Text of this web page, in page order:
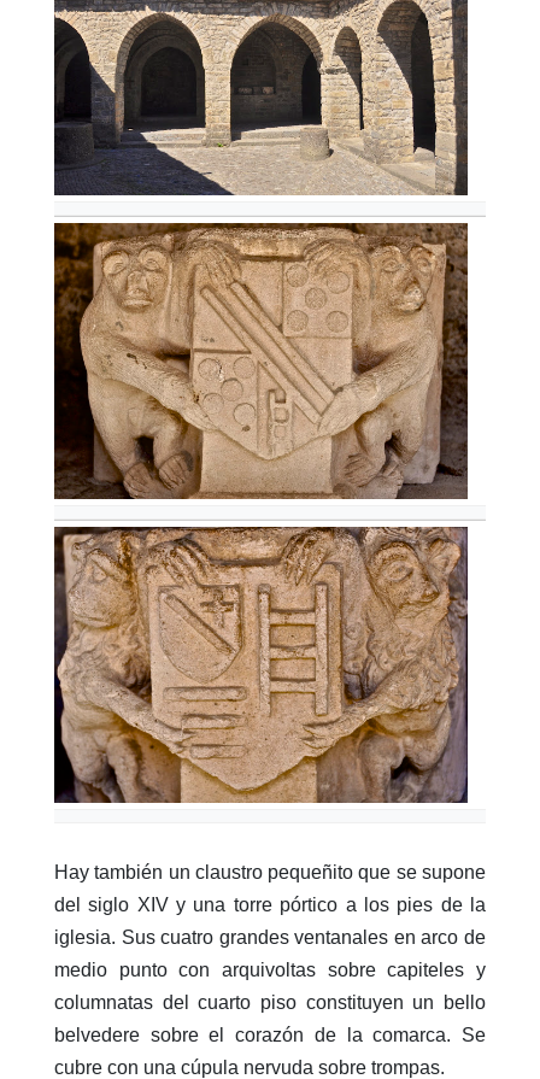
Hay también un claustro pequeñito que se supone
del siglo XIV y una torre pórtico a los pies de la
iglesia. Sus cuatro grandes ventanales en arco de
medio punto con arquivoltas sobre capiteles y
columnatas del cuarto piso constituyen un bello
belvedere sobre el corazón de la comarca. Se
cubre con una cúpula nervuda sobre trompas.